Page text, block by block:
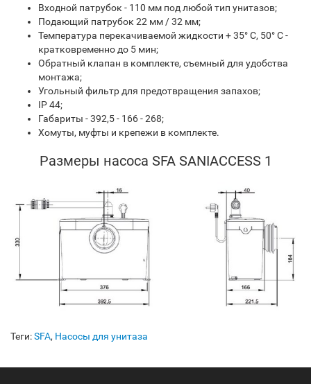
Входной патрубок - 110 мм под любой тип унитазов;
Подающий патрубок 22 мм / 32 мм;
Температура перекачиваемой жидкости + 35° C, 50° C -
кратковременно до 5 мин;
Обратный клапан в комплекте, съемный для удобства
монтажа;
Угольный фильтр для предотвращения запахов;
IP 44;
Габариты - 392,5 - 166 - 268;
Хомуты, муфты и крепежи в комплекте.
Размеры насоса SFA SANIACCESS 1
Теги:SFA, Насосы для унитаза